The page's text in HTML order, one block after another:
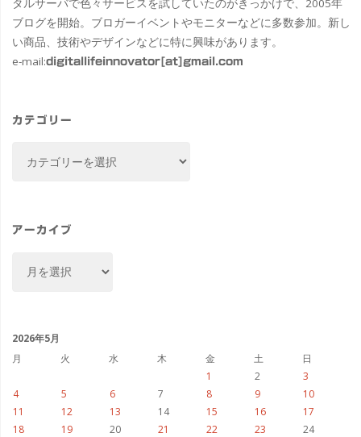
タルサーバで色々サービスを試していたのがきっかけで、2005年
ブログを開始。ブロガーイベントやモニターなどに多数参加。新し
い商品、技術やデザインなどに特に興味があります。
e-mail:digitallifeinnovator[at]gmail.com
カテゴリー
ー
アーカイブ
ブ
2026年5月
月
火 水 木 金 土
日
1
2
3
4
5 6 7 8 9
10
11
12 13 14 15 16
17
18
19 20 21 22 23
24